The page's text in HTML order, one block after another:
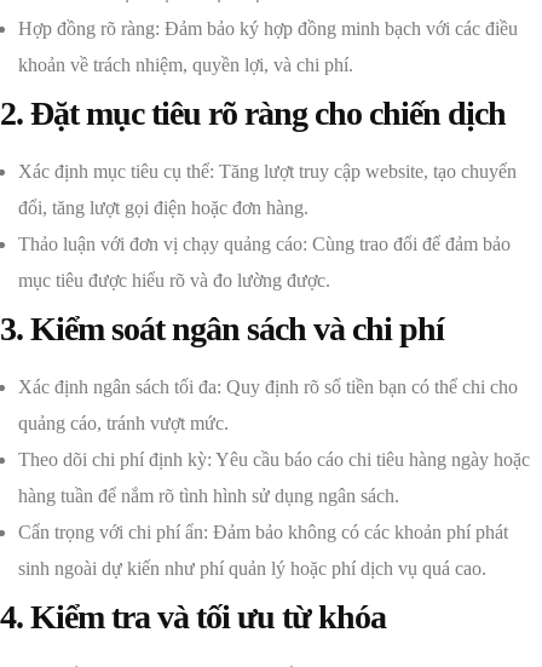
Hợp đồng rõ ràng: Đảm bảo ký hợp đồng minh bạch với các điều
khoản về trách nhiệm, quyền lợi, và chi phí.
2. Đặt mục tiêu rõ ràng cho chiến dịch
Xác định mục tiêu cụ thể: Tăng lượt truy cập website, tạo chuyển
đổi, tăng lượt gọi điện hoặc đơn hàng.
Thảo luận với đơn vị chạy quảng cáo: Cùng trao đổi để đảm bảo
mục tiêu được hiểu rõ và đo lường được.
3. Kiểm soát ngân sách và chi phí
Xác định ngân sách tối đa: Quy định rõ số tiền bạn có thể chi cho
quảng cáo, tránh vượt mức.
Theo dõi chi phí định kỳ: Yêu cầu báo cáo chi tiêu hàng ngày hoặc
hàng tuần để nắm rõ tình hình sử dụng ngân sách.
Cẩn trọng với chi phí ẩn: Đảm bảo không có các khoản phí phát
sinh ngoài dự kiến như phí quản lý hoặc phí dịch vụ quá cao.
4. Kiểm tra và tối ưu từ khóa